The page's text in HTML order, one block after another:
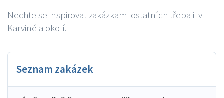
Nechte se inspirovat zakázkami ostatních třeba i v
Karviné a okolí.
Seznam zakázek